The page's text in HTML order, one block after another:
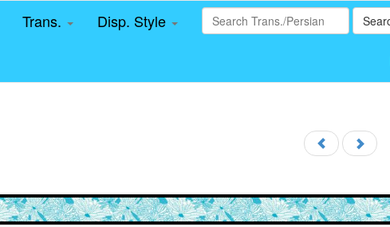
Trans. Disp. Style